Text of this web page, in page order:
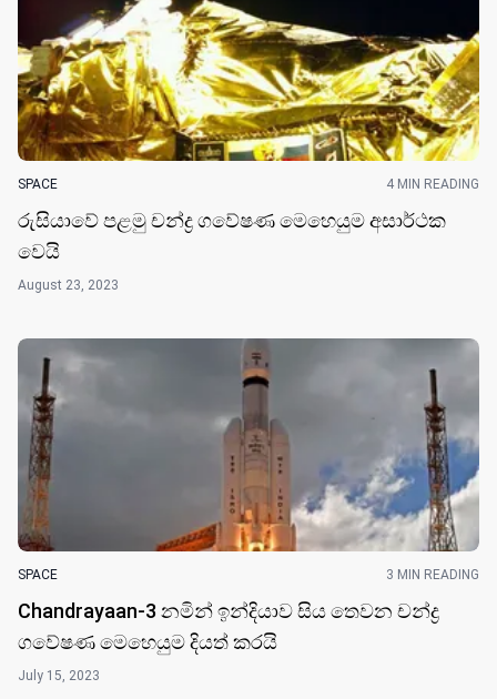
SPACE 4 MIN READING
රුසියාවේ පළමු චන්ද්‍ර ගවේෂණ මෙහෙයුම අසාර්ථක
වෙයි
August 23, 2023
SPACE 3 MIN READING
Chandrayaan-3 නමින් ඉන්දියාව සිය තෙවන චන්ද්‍ර
ගවේෂණ මෙහෙයුම දියත් කරයි
July 15, 2023